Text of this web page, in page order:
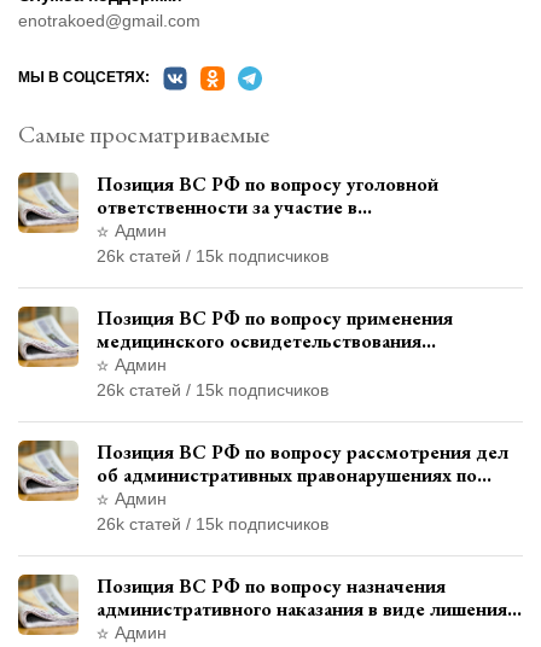
enotrakoed@gmail.com
МЫ В СОЦСЕТЯХ:
Самые просматриваемые
Позиция ВС РФ по вопросу уголовной
ответственности за участие в
террористической организации до
официального признания
Админ
26k статей / 15k подписчиков
Позиция ВС РФ по вопросу применения
медицинского освидетельствования
военнослужащих при увольнении с военной
службы
Админ
26k статей / 15k подписчиков
Позиция ВС РФ по вопросу рассмотрения дел
об административных правонарушениях по
месту жительства и сроков давности
привлечения к ответственности
Админ
26k статей / 15k подписчиков
Позиция ВС РФ по вопросу назначения
административного наказания в виде лишения
права управления транспортными средствами
Админ